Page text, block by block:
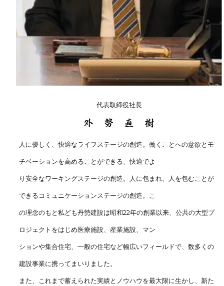
代表取締役社長
人に優しく、快適なライフステージの創造。働くことへの意欲とモ
チベーションを高めることができる、快適でよ
り安全なワーキングステージの創造。人に包まれ、人を包むことが
できるコミュニケーションステージの創造。こ
の理念のもと私ども丹勢建設は昭和22年の創業以来、公共の大型プ
ロジェクトをはじめ医療施設、産業施設、マン
ションや集合住宅、一般の住宅など幅広いフィールドで、数多くの
建設事業に携ってまいりました。
また、これまで蓄えられた実績とノウハウを最大限に生かし、新た